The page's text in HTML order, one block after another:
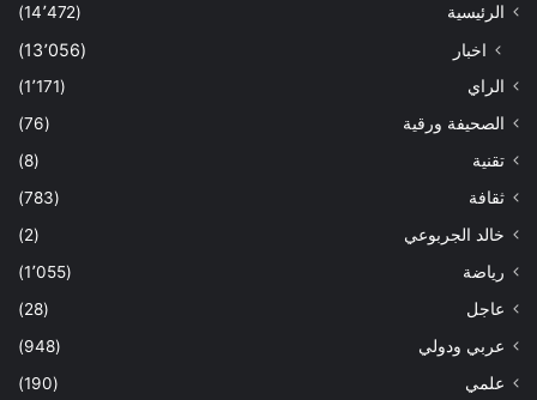
الرئيسية
(14٬472)
اخبار (13٬056)
الراي
(1٬171)
الصحيفة ورقية
(76)
تقنية
(8)
ثقافة
(783)
خالد الجربوعي
(2)
رياضة
(1٬055)
عاجل
(28)
عربي ودولي
(948)
علمي
(190)